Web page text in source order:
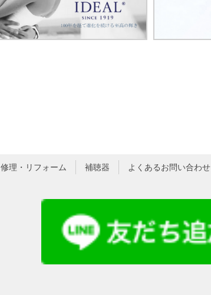
修理・リフォーム 補聴器 よくあるお問い合わせ